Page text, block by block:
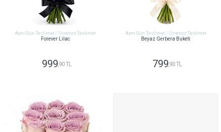
Aynı Gün Teslimat / Ücretsiz Teslimat
Forever Lilac
999,90 TL
Aynı Gün Teslimat / Ücretsiz Teslimat
Beyaz Gerbera Buketi
799,90 TL